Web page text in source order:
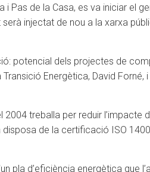
Pas de la Casa, es va iniciar el
injectat de nou a la xarxa
potencial dels projectes de
Energètica, David Forné,
treballa per reduir l’impacte
de la certificació ISO
pla d’eficiència energètica que